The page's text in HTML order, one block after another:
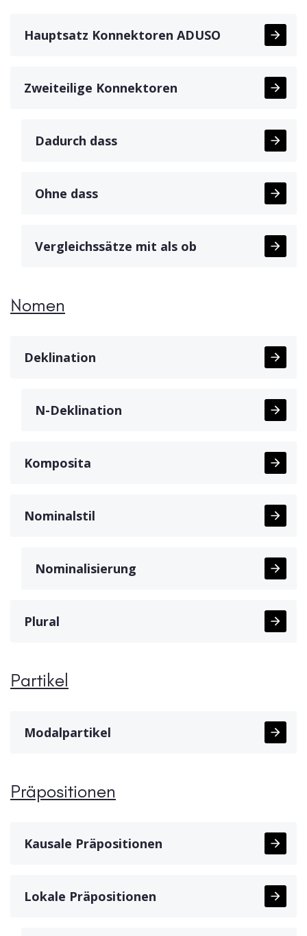
Hauptsatz Konnektoren ADUSO
Zweiteilige Konnektoren
Dadurch dass
Ohne dass
Vergleichssätze mit als ob
Nomen
Deklination
N-Deklination
Komposita
Nominalstil
Nominalisierung
Plural
Partikel
Modalpartikel
Präpositionen
Kausale Präpositionen
Lokale Präpositionen